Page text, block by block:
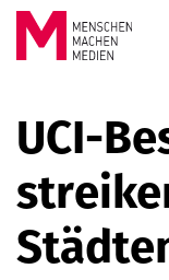
Springe zum Inhalt
UCI-